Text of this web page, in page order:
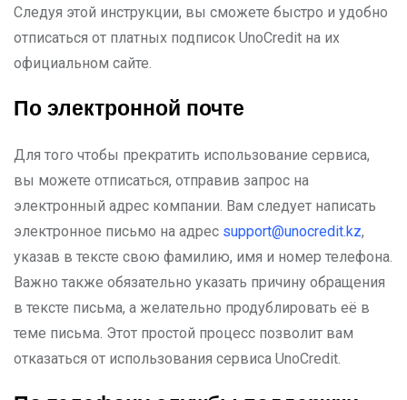
Следуя этой инструкции, вы сможете быстро и удобно
отписаться от платных подписок UnoCredit на их
официальном сайте.
По электронной почте
Для того чтобы прекратить использование сервиса,
вы можете отписаться, отправив запрос на
электронный адрес компании. Вам следует написать
электронное письмо на адрес support@unocredit.kz,
указав в тексте свою фамилию, имя и номер телефона.
Важно также обязательно указать причину обращения
в тексте письма, а желательно продублировать её в
теме письма. Этот простой процесс позволит вам
отказаться от использования сервиса UnoCredit.